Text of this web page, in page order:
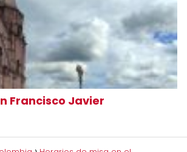
Francisco Javier